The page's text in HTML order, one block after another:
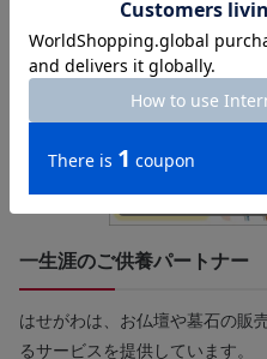
一生涯のご供養パートナー
はせがわは、お仏壇や墓石の販
るサービスを提供しています。